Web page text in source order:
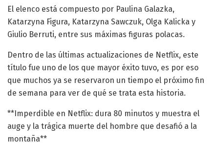
El elenco está compuesto por Paulina Galazka,
Katarzyna Figura, Katarzyna Sawczuk, Olga Kalicka y
Giulio Berruti, entre sus máximas figuras polacas.
Dentro de las últimas actualizaciones de Netflix, este
título fue uno de los que mayor éxito tuvo, es por eso
que muchos ya se reservaron un tiempo el próximo fin
de semana para ver de qué se trata esta historia.
**Imperdible en Netflix: dura 80 minutos y muestra el
auge y la trágica muerte del hombre que desafió a la
montaña**